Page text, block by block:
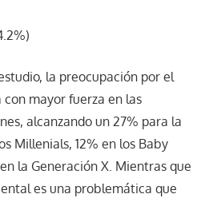
la preocupación por el
mayor fuerza en las
alcanzando un 27% para la
Millenials, 12% en los Baby
la Generación X. Mientras que
es una problemática que